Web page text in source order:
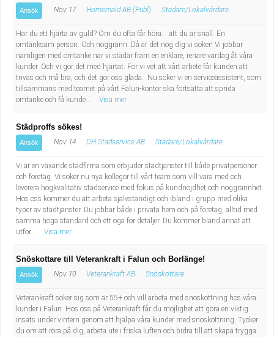
Ansök Nov 17 Homemaid AB (Publ) Städare/Lokalvårdare
Har du ett hjärta av guld? Om du ofta får höra… att du är snäll. En
omtänksam person. Och noggrann. Då är det nog dig vi söker! Vi jobbar
nämligen med omtanke när vi städar fram en enklare, renare vardag åt våra
kunder. Och vi gör det med hjärtat. För vi vet att vårt arbete får kunden att
trivas och må bra, och det gör oss glada. Nu söker vi en serviceassistent, som
tillsammans med teamet på vårt Falun-kontor ska fortsätta att sprida
omtanke och få kunde...
Visa mer
Städproffs sökes!
Ansök Nov 14 DH Städservice AB Städare/Lokalvårdare
Vi är en växande städfirma som erbjuder städtjänster till både privatpersoner
och företag. Vi söker nu nya kollegor till vårt team som vill vara med och
leverera högkvalitativ städservice med fokus på kundnöjdhet och noggrannhet.
Hos oss kommer du att arbeta självständigt och ibland i grupp med olika
typer av städtjänster. Du jobbar både i privata hem och på företag, alltid med
samma höga standard och ett öga för detaljer. Du kommer bland annat att
utför...
Visa mer
Snöskottare till Veterankraft i Falun och Borlänge!
Ansök Nov 10 Veterankraft AB Snöskottare
Veterankraft söker sig som är 55+ och vill arbeta med snöskottning hos våra
kunder i Falun. Hos oss på Veterankraft får du möjlighet att göra en viktig
insats under vintern genom att hjälpa våra kunder med snöskottning. Tycker
du om att röra på dig, arbeta ute i friska luften och bidra till att skapa trygga